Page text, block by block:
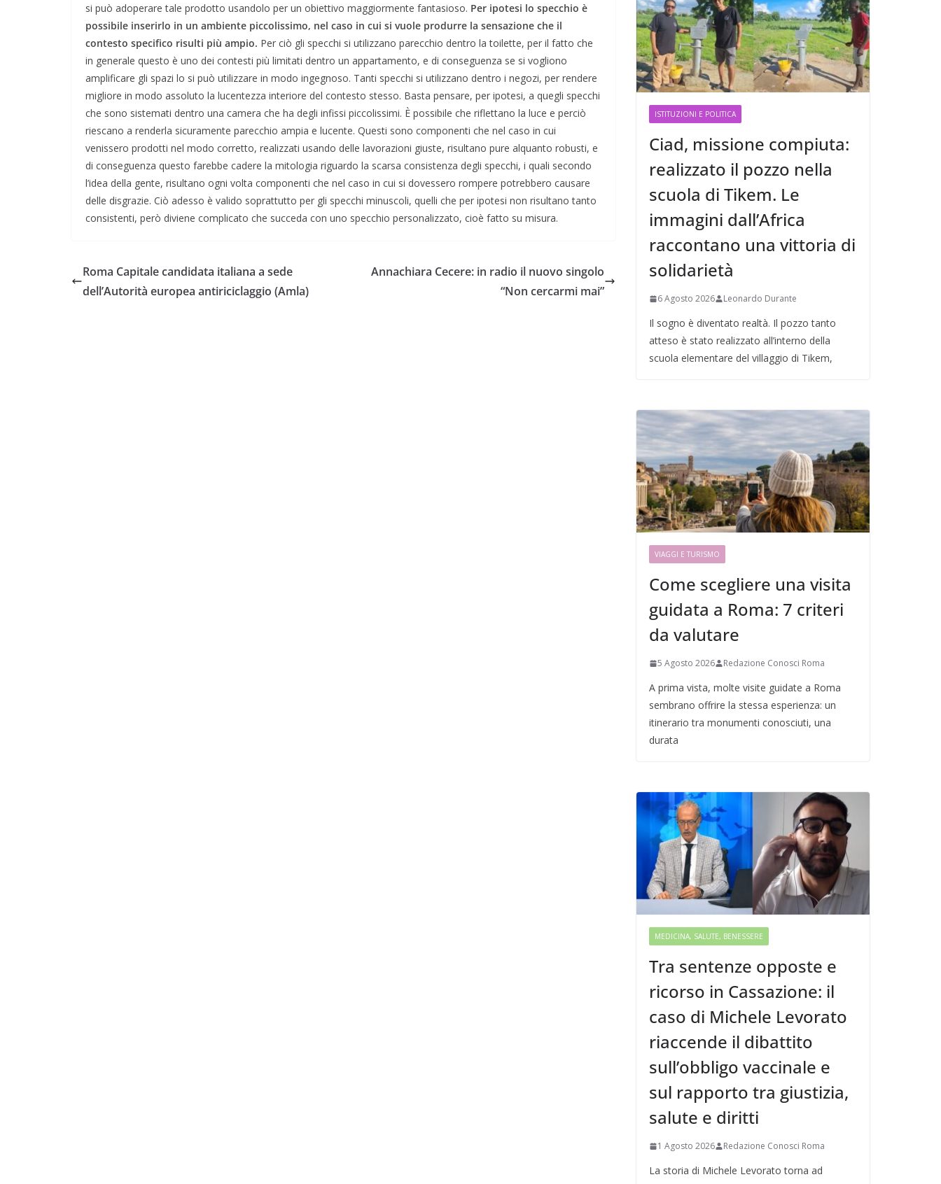
si può adoperare tale prodotto usandolo per un obiettivo maggiormente fantasioso. Per ipotesi lo specchio è
possibile inserirlo in un ambiente piccolissimo, nel caso in cui si vuole produrre la sensazione che il
contesto specifico risulti più ampio. Per ciò gli specchi si utilizzano parecchio dentro la toilette, per il fatto che
in generale questo è uno dei contesti più limitati dentro un appartamento, e di conseguenza se si vogliono
amplificare gli spazi lo si può utilizzare in modo ingegnoso. Tanti specchi si utilizzano dentro i negozi, per rendere
migliore in modo assoluto la lucentezza interiore del contesto stesso. Basta pensare, per ipotesi, a quegli specchi
che sono sistemati dentro una camera che ha degli infissi piccolissimi. È possibile che riflettano la luce e perciò
riescano a renderla sicuramente parecchio ampia e lucente. Questi sono componenti che nel caso in cui
venissero prodotti nel modo corretto, realizzati usando delle lavorazioni giuste, risultano pure alquanto robusti, e
di conseguenza questo farebbe cadere la mitologia riguardo la scarsa consistenza degli specchi, i quali secondo
l’idea della gente, risultano ogni volta componenti che nel caso in cui si dovessero rompere potrebbero causare
delle disgrazie. Ciò adesso è valido soprattutto per gli specchi minuscoli, quelli che per ipotesi non risultano tanto
consistenti, però diviene complicato che succeda con uno specchio personalizzato, cioè fatto su misura.
Roma Capitale candidata italiana a sede
dell’Autorità europea antiriciclaggio (Amla)
Annachiara Cecere: in radio il nuovo singolo
“Non cercarmi mai”
ISTITUZIONI E POLITICA
Ciad, missione compiuta:
realizzato il pozzo nella
scuola di Tikem. Le
immagini dall’Africa
raccontano una vittoria di
solidarietà
6 Agosto 2026 Leonardo Durante
Il sogno è diventato realtà. Il pozzo tanto
atteso è stato realizzato all’interno della
scuola elementare del villaggio di Tikem,
VIAGGI E TURISMO
Come scegliere una visita
guidata a Roma: 7 criteri
da valutare
5 Agosto 2026 Redazione Conosci Roma
A prima vista, molte visite guidate a Roma
sembrano offrire la stessa esperienza: un
itinerario tra monumenti conosciuti, una
durata
MEDICINA, SALUTE, BENESSERE
Tra sentenze opposte e
ricorso in Cassazione: il
caso di Michele Levorato
riaccende il dibattito
sull’obbligo vaccinale e
sul rapporto tra giustizia,
salute e diritti
1 Agosto 2026 Redazione Conosci Roma
La storia di Michele Levorato torna ad